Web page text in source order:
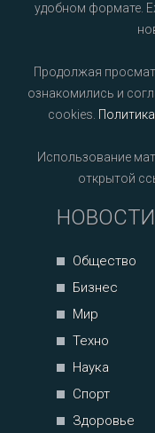
удобном формате.
Продолжая
ознакомились и
cookies.
Использование
открытой
НОВОСТИ
Общество
Бизнес
Мир
Техно
Наука
Спорт
Здоровье